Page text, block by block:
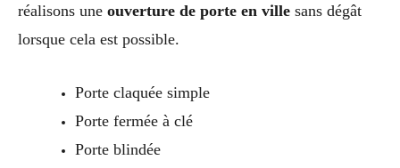
réalisons une ouverture de porte en ville sans dégât
lorsque cela est possible.
Porte claquée simple
Porte fermée à clé
Porte blindée